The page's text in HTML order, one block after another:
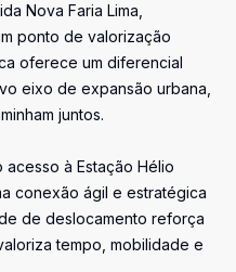
Nova Faria Lima,
ponto de valorização
oferece um diferencial
eixo de expansão urbana,
juntos.
à Estação Hélio
conexão ágil e estratégica
de deslocamento reforça
tempo, mobilidade e